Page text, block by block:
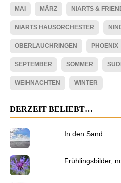
MAI MÄRZ NIARTS &
NIARTS HAUSORCHESTER
OBERLAUCHRINGEN PHOENIX
SEPTEMBER SOMMER
WEIHNACHTEN WINTER
DERZEIT BELIEBT…
In den Sand
Frühlingsbilder,